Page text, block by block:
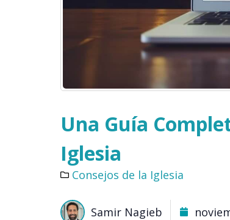
Una Guía
Iglesia
Consejos de la Iglesia
Samir Nagieb